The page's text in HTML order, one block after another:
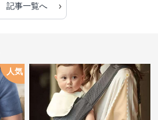
記事一覧へ ›
人気